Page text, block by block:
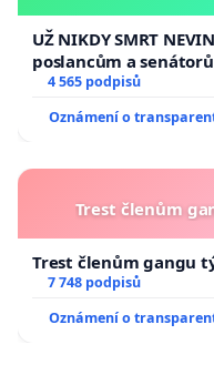
UŽ NIKDY SMRT
poslancům a
aby se tragédie
4 565 podpisů
Oznámení o
Trest členům
Trest členům gangu
7 748 podpisů
Oznámení o